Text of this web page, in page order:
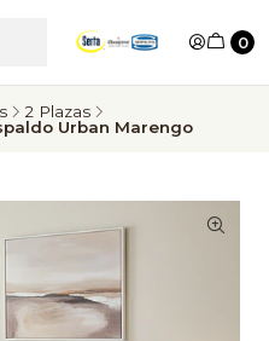
0
2 Plazas
Urban Marengo